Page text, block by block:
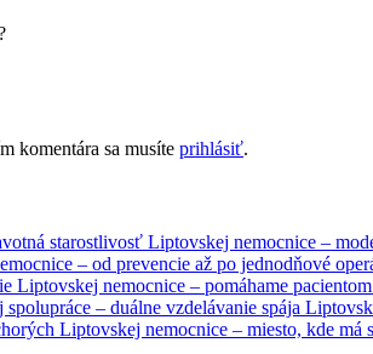
komentára sa musíte prihlásiť.
starostlivosť Liptovskej nemocnice –
– od prevencie až po jednodňové
Liptovskej nemocnice – pomáhame
spolupráce – duálne vzdelávanie spája
Liptovskej nemocnice – miesto, kde